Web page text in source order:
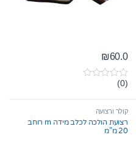
₪60.0
0
t
o
f
5
(0)
קולר ורצועה
רצועת הולכה לכלב מידה m רוחב
20 מ”מ